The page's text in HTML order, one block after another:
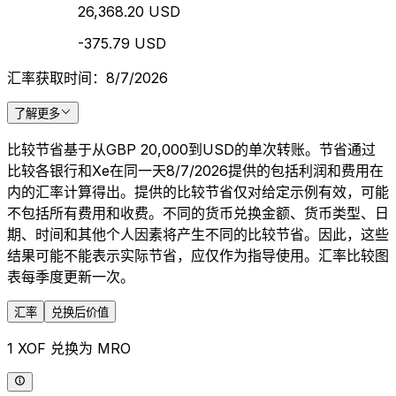
26,368.20 USD
-375.79 USD
汇率获取时间：8/7/2026
了解更多
比较节省基于从GBP 20,000到USD的单次转账。节省通过
比较各银行和Xe在同一天8/7/2026提供的包括利润和费用在
内的汇率计算得出。提供的比较节省仅对给定示例有效，可能
不包括所有费用和收费。不同的货币兑换金额、货币类型、日
期、时间和其他个人因素将产生不同的比较节省。因此，这些
结果可能不能表示实际节省，应仅作为指导使用。汇率比较图
表每季度更新一次。
汇率 兑换后价值
1 XOF 兑换为 MRO